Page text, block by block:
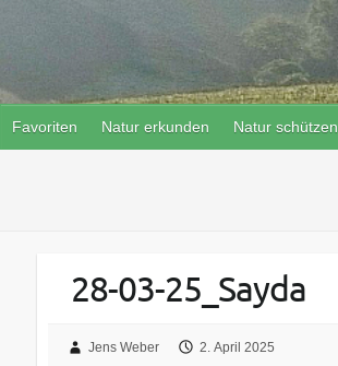
Favoriten Natur erkunden Natur schützen
28-03-25_Sayda
Jens Weber 2. April 2025